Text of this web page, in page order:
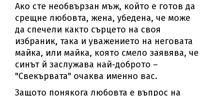
Ако сте необвързан мъж, който е готов да
срещне любовта, жена, убедена, че може
да спечели както сърцето на своя
избраник, така и уважението на неговата
майка, или майка, която смело заявява, че
синът й заслужава най-доброто –
"Свекървата" очаква именно вас.
Защото понякога любовта е въпрос на